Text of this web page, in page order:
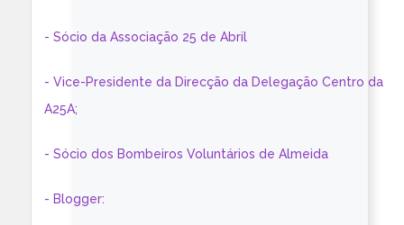
- Sócio da Associação 25 de Abril
- Vice-Presidente da Direcção da Delegação Centro da
A25A;
- Sócio dos Bombeiros Voluntários de Almeida
- Blogger: